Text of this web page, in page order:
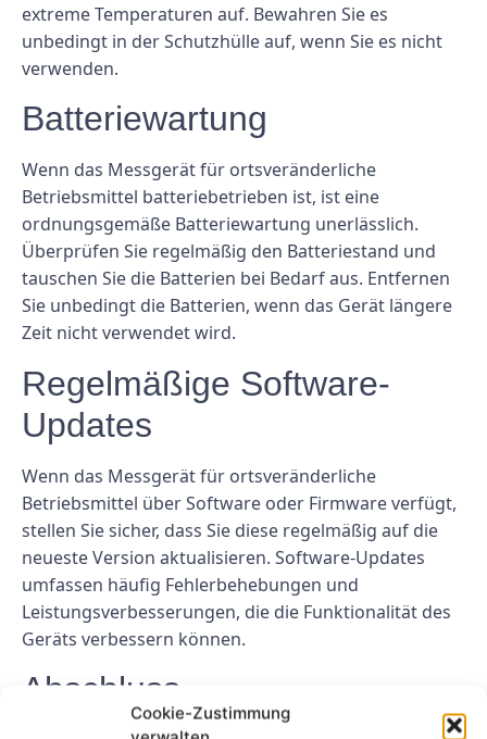
Cookie-Zustimmung
extreme Temperaturen auf. Bewahren Sie es
unbedingt in der Schutzhülle auf, wenn Sie es nicht
verwenden.
Batteriewartung
Wenn das Messgerät für ortsveränderliche
Betriebsmittel batteriebetrieben ist, ist eine
ordnungsgemäße Batteriewartung unerlässlich.
Überprüfen Sie regelmäßig den Batteriestand und
tauschen Sie die Batterien bei Bedarf aus. Entfernen
Sie unbedingt die Batterien, wenn das Gerät längere
Zeit nicht verwendet wird.
Regelmäßige Software-
Updates
Wenn das Messgerät für ortsveränderliche
Betriebsmittel über Software oder Firmware verfügt,
stellen Sie sicher, dass Sie diese regelmäßig auf die
neueste Version aktualisieren. Software-Updates
umfassen häufig Fehlerbehebungen und
Leistungsverbesserungen, die die Funktionalität des
Geräts verbessern können.
Abschluss